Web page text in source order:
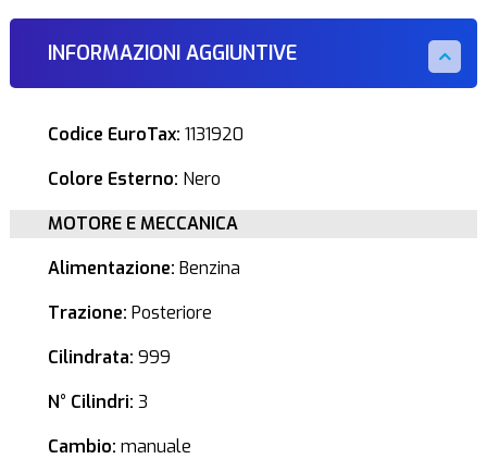
INFORMAZIONI AGGIUNTIVE
Codice EuroTax: 1131920
Colore Esterno: Nero
MOTORE E MECCANICA
Alimentazione: Benzina
Trazione: Posteriore
Cilindrata: 999
N° Cilindri: 3
Cambio: manuale